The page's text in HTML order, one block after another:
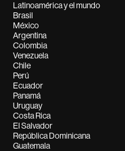
Latinoamérica y el mundo
Brasil
México
Argentina
Colombia
Venezuela
Chile
Perú
Ecuador
Panamá
Uruguay
Costa Rica
El Salvador
República Dominicana
Guatemala